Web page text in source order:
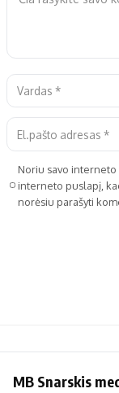
Noriu savo
interneto puslapį,
norėsiu parašyti
MB Snarskis